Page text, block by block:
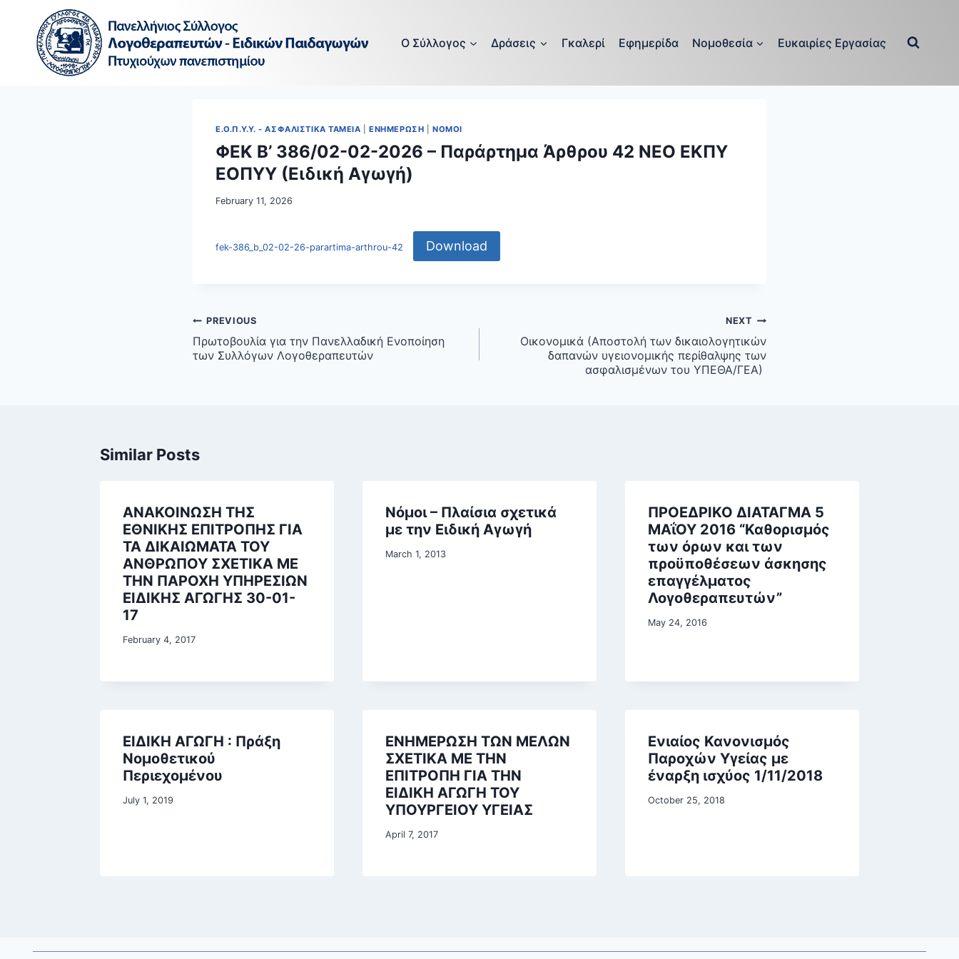
content
O Σύλλογος Δράσεις Γκαλερί Εφημερίδα Νομοθεσία Ευκαιρίες Εργασίας
Ε.Ο.Π.Υ.Υ. - ΑΣΦΑΛΙΣΤΙΚΑ ΤΑΜΕΙΑ |ΕΝΗΜΕΡΩΣΗ ΝΟΜΟΙ
ΦΕΚ Β’ 386/02-02-2026 – Παράρτημα Άρθρου 42 ΝΕΟ ΕΚΠΥ
ΕΟΠΥΥ (Ειδική Αγωγή)
February 11, 2026
fek-386_b_02-02-26-parartima-arthrou-42 Download
Post
navigation
PREVIOUS
Πρωτοβουλία για την Πανελλαδική Ενοποίηση
των Συλλόγων Λογοθεραπευτών
NEXT
Οικονομικά (Αποστολή των δικαιολογητικών
δαπανών υγειονομικής περίθαλψης των
ασφαλισμένων του ΥΠΕΘΑ/ΓΕΑ)
Similar Posts
ΑΝΑΚΟΙΝΩΣΗ ΤΗΣ
ΕΘΝΙΚΗΣ ΕΠΙΤΡΟΠΗΣ ΓΙΑ
ΤΑ ΔΙΚΑΙΩΜΑΤΑ ΤΟΥ
ΑΝΘΡΩΠΟΥ ΣΧΕΤΙΚΑ ΜΕ
ΤΗΝ ΠΑΡΟΧΗ ΥΠΗΡΕΣΙΩΝ
ΕΙΔΙΚΗΣ ΑΓΩΓΗΣ 30-01-
17
February 4, 2017
Νόμοι – Πλαίσια σχετικά
με την Ειδική Αγωγή
March 1, 2013
ΠΡΟΕΔΡΙΚΟ ΔΙΑΤΑΓΜΑ 5
ΜΑΐΟΥ 2016 “Καθορισμός
των όρων και των
προϋποθέσεων άσκησης
επαγγέλματος
Λογοθεραπευτών”
May 24, 2016
ΕΙΔΙΚΗ ΑΓΩΓΗ : Πράξη
Νομοθετικού
Περιεχομένου
July 1, 2019
ΕΝΗΜΕΡΩΣΗ ΤΩΝ ΜΕΛΩΝ
ΣΧΕΤΙΚΑ ΜΕ ΤΗΝ
ΕΠΙΤΡΟΠΗ ΓΙΑ ΤΗΝ
ΕΙΔΙΚΗ ΑΓΩΓΗ ΤΟΥ
ΥΠΟΥΡΓΕΙΟΥ ΥΓΕΙΑΣ
April 7, 2017
Ενιαίος Κανονισμός
Παροχών Υγείας με
έναρξη ισχύος 1/11/2018
October 25, 2018